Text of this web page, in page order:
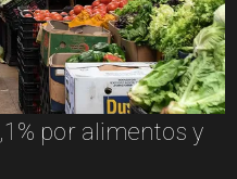
por alimentos y